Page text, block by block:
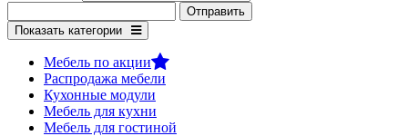
Показать категории
Мебель по акции
Распродажа мебели
Кухонные модули
Мебель для кухни
Мебель для гостиной